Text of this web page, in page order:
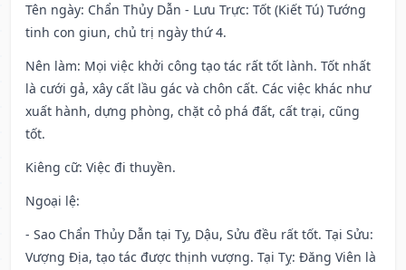
Tên ngày: Chẩn Thủy Dẫn - Lưu Trực: Tốt (Kiết Tú) Tướng
tinh con giun, chủ trị ngày thứ 4.
Nên làm: Mọi việc khởi công tạo tác rất tốt lành. Tốt nhất
là cưới gả, xây cất lầu gác và chôn cất. Các việc khác như
xuất hành, dựng phòng, chặt cỏ phá đất, cất trại, cũng
tốt.
Kiêng cữ: Việc đi thuyền.
Ngoại lệ:
- Sao Chẩn Thủy Dẫn tại Tỵ, Dậu, Sửu đều rất tốt. Tại Sửu:
Vượng Địa, tạo tác được thịnh vượng. Tại Tỵ: Đăng Viên là